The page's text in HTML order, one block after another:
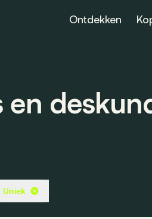
Ontdekken
Uniek